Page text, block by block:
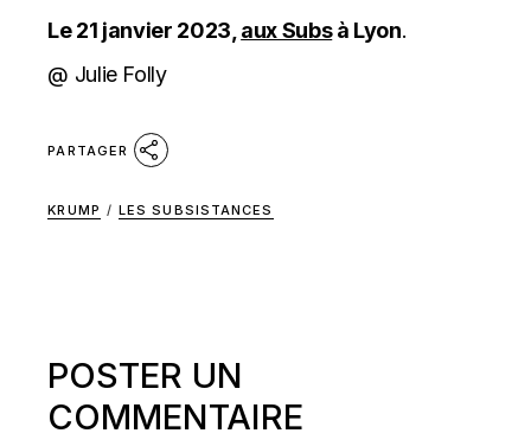
Le 21 janvier 2023, aux Subsà Lyon.
@ Julie Folly
PARTAGER
KRUMP / LES SUBSISTANCES
POSTER UN
COMMENTAIRE